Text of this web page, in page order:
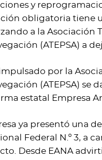
y
obligatoria tiene
a la Asociación
(ATEPSA) a
por la
(ATEPSA) se
estatal Empresa
ya presentó una
Federal N.º 3, a
Desde EANA